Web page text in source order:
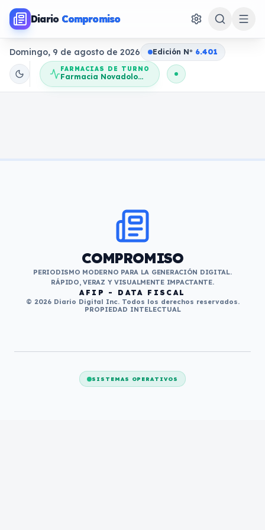
Diario Compromiso
Domingo, 9 de agosto de 2026 Edición No 6.401
FARMACIAS DE TURNO
Farmacia Novadolores
COMPROMISO
PERIODISMO MODERNO PARA LA GENERACIÓN DIGITAL.
RÁPIDO, VERAZ Y VISUALMENTE IMPACTANTE.
AFIP - DATA FISCAL
© 2026 Diario Digital Inc. Todos los derechos reservados.
PROPIEDAD INTELECTUAL
SISTEMAS OPERATIVOS